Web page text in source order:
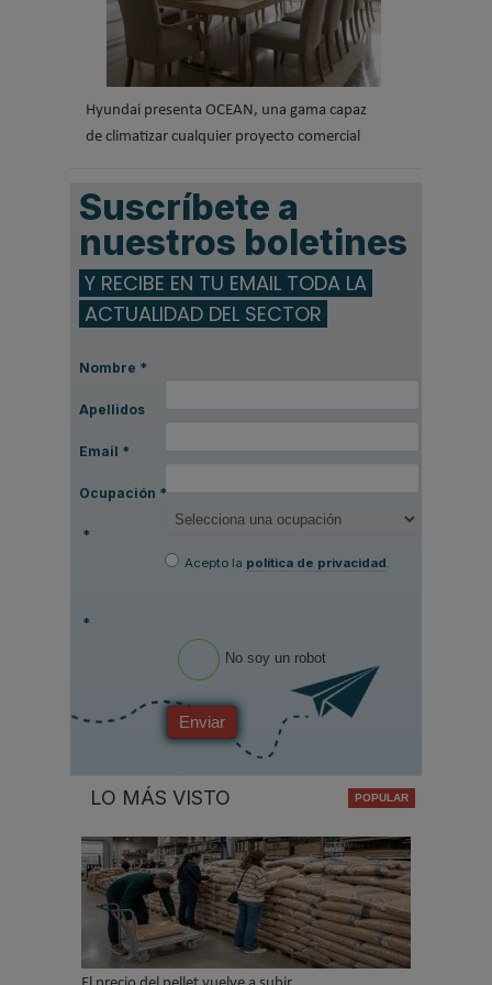
Hyundai presenta OCEAN, una gama capaz
de climatizar cualquier proyecto comercial
Suscríbete a
nuestros boletines
Y RECIBE EN TU EMAIL TODA LA
ACTUALIDAD DEL SECTOR
Nombre *
Apellidos
Email *
Ocupación *
*
Acepto la política de privacidad.
*
No soy un robot
Enviar
LO MÁS VISTO